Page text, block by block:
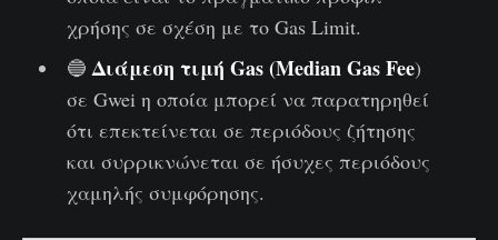
χρήσης σε σχέση με το Gas Limit.
🔵Διάμεση τιμή Gas (Median Gas Fee)
σε Gwei η οποία μπορεί να παρατηρηθεί
ότι επεκτείνεται σε περιόδους ζήτησης
και συρρικνώνεται σε ήσυχες περιόδους
χαμηλής συμφόρησης.